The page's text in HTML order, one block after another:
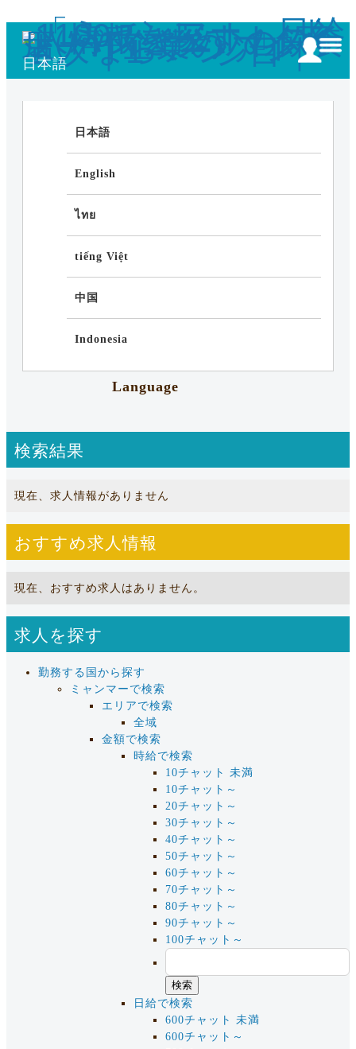
日本語
日本語
English
ไทย
tiếng Việt
中国
Indonesia
Language
検索結果
現在、求人情報がありません
おすすめ求人情報
現在、おすすめ求人はありません。
求人を探す
勤務する国から探す
ミャンマーで検索
エリアで検索
全域
金額で検索
時給で検索
10チャット 未満
10チャット～
20チャット～
30チャット～
40チャット～
50チャット～
60チャット～
70チャット～
80チャット～
90チャット～
100チャット～
日給で検索
600チャット 未満
600チャット～